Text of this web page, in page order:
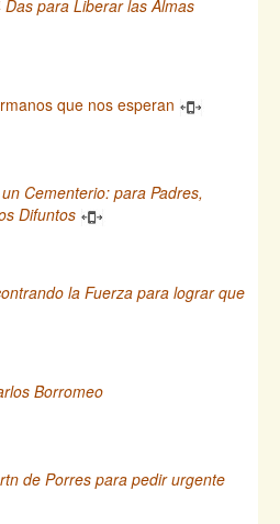
para Liberar las Almas
que nos esperan
Cementerio: para Padres,
Difuntos
la Fuerza para lograr que
Borromeo
de Porres para pedir urgente